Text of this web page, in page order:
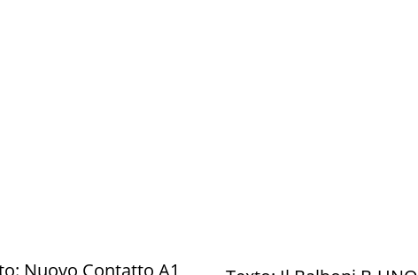
Nuovo Contatto A1